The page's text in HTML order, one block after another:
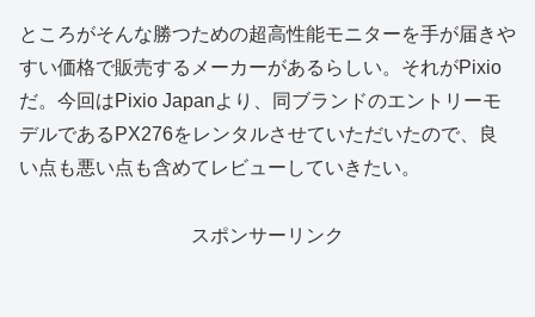
ところがそんな勝つための超高性能モニターを手が届きや
すい価格で販売するメーカーがあるらしい。それがPixio
だ。今回はPixio Japanより、同ブランドのエントリーモ
デルであるPX276をレンタルさせていただいたので、良
い点も悪い点も含めてレビューしていきたい。
スポンサーリンク